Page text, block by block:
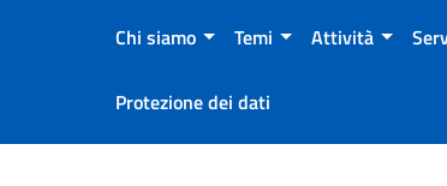
Chi siamo Temi Attività
Protezione dei dati